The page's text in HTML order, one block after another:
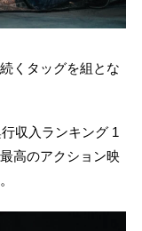
くタッグを組とな
収入ランキング 1
高のアクション映